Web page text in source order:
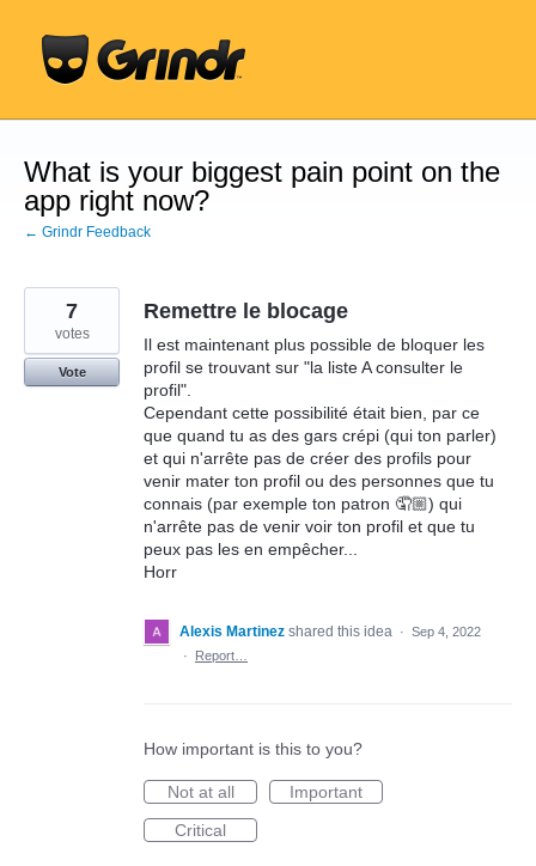
content
What is your biggest pain point on the
app right now?
← Grindr Feedback
Remettre le blocage
Il est maintenant plus possible de bloquer les
profil se trouvant sur "la liste A consulter le
profil".
Cependant cette possibilité était bien, par ce
que quand tu as des gars crépi (qui ton parler)
et qui n'arrête pas de créer des profils pour
venir mater ton profil ou des personnes que tu
connais (par exemple ton patron 🤦🏼) qui
n'arrête pas de venir voir ton profil et que tu
peux pas les en empêcher...
Horr
7
votes
Vote
Alexis Martinez shared this idea · Sep 4, 2022
·
Report…
How important is this to you?
Not at all
Important
Critical